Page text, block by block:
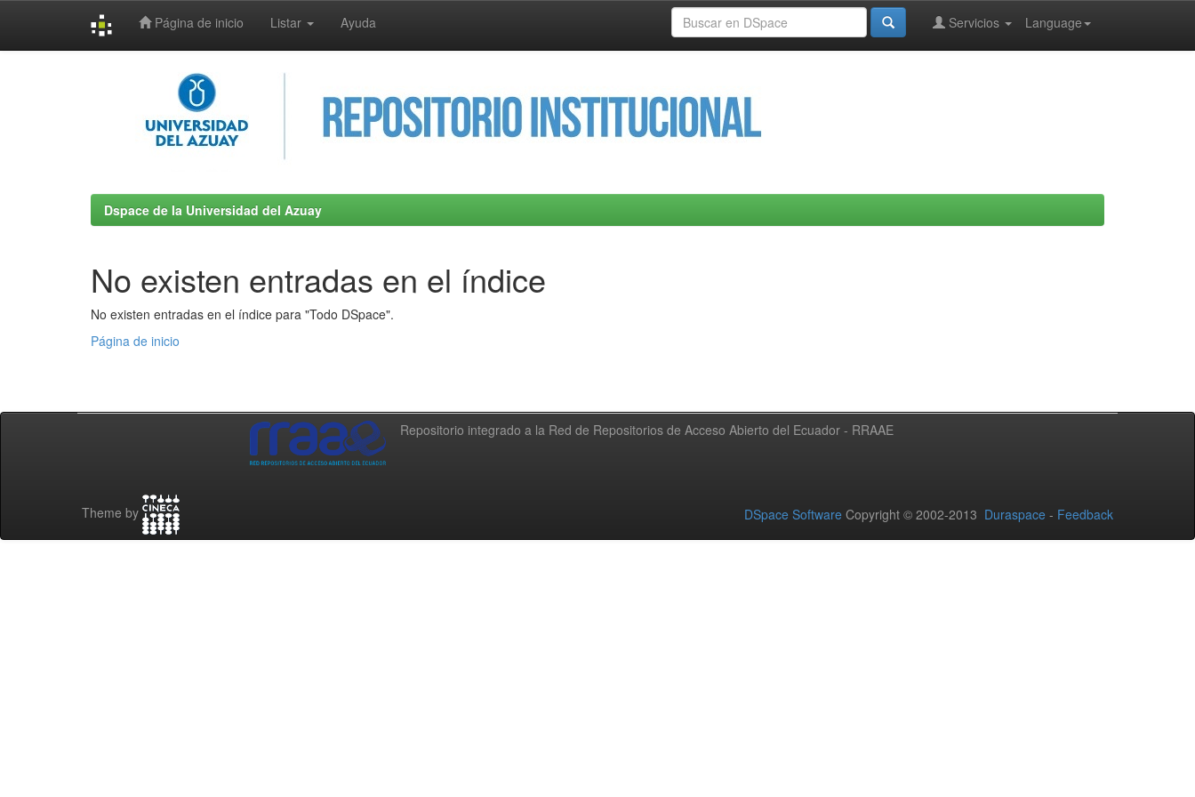
Página de inicio Listar Ayuda Language
Servicios
Dspace de la Universidad del Azuay
No existen entradas en el índice
No existen entradas en el índice para "Todo DSpace".
Página de inicio
Repositorio integrado a la Red de Repositorios de Acceso Abierto del Ecuador - RRAAE
Theme by DSpace Software Copyright © 2002-2013 Duraspace - Feedback